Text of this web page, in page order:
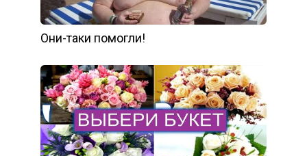
Они-таки помогли!